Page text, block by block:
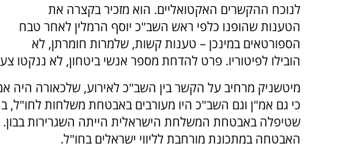
לנוכח ההקשרים האקטואליים. הוא מזכיר בקצרה את
הטענות שהופנו כלפי ראש השב"כ יוסף הרמלין לאחר טבח
הספורטאים במינכן – טענות קשות, שלמרות חומרתן, לא
הובילו לפיטוריו. פרט להדחת מספר אנשי ביטחון, לא ננקטו
מיטשניק מרחיב על הקשר בין השב"כ לאירוע, שלכאורה היה
כי גם אמ"ן וגם השב"כ היו מעורבים באבטחת משלחות לחו"ל,
שטיפלה באבטחת המשלחת הישראלית הייתה השגרירות
האבטחה במתכונת מורחבת לליווי ישראלים בחו"ל.